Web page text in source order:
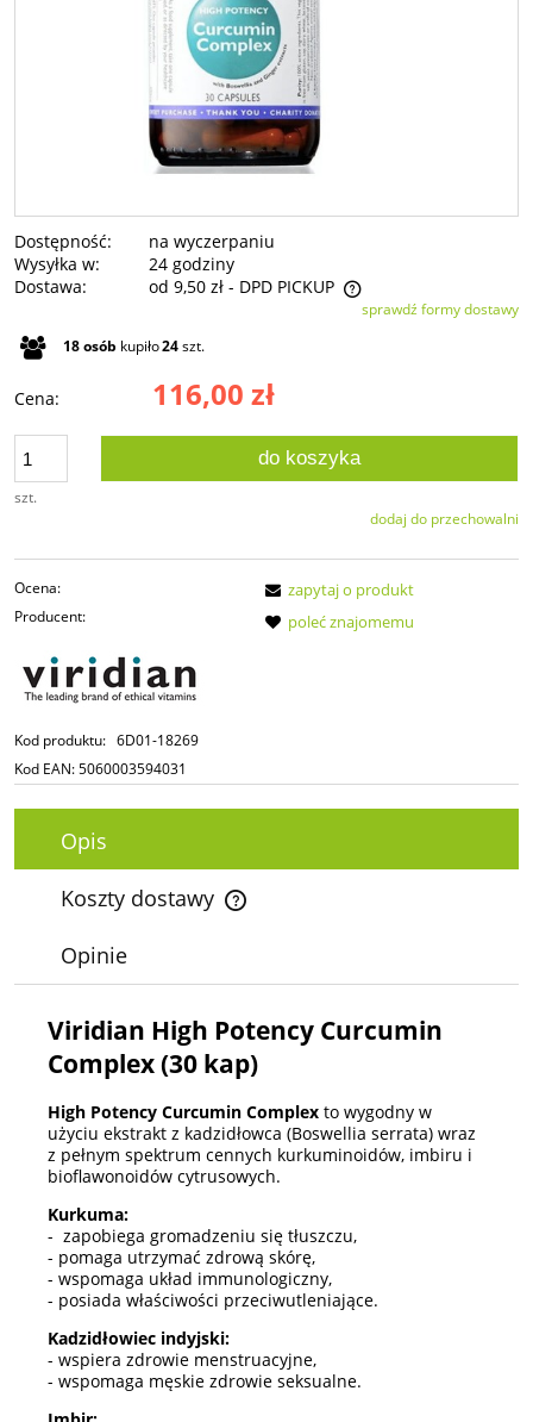
Dostępność:
na wyczerpaniu
Wysyłka w:
24 godziny
Dostawa:
od 9,50 zł - DPD PICKUP
Cena nie zawiera ewentualnych kosztów płatnościsprawdź formy dostawy
18osób kupiło24szt.
Cena: 116,00 zł
szt.
do koszyka
dodaj do przechowalni
Ocena:
Producent:
Kod produktu: 6D01-18269
Kod EAN:5060003594031
zapytaj o produkt
poleć znajomemu
Opis
Koszty dostawy
Cena nie zawiera ewentualnych kosztów płatności
Opinie
Viridian High Potency Curcumin
Complex (30 kap)
High Potency Curcumin Complex to wygodny w
użyciu ekstrakt z kadzidłowca (Boswellia serrata) wraz
z pełnym spektrum cennych kurkuminoidów, imbiru i
bioflawonoidów cytrusowych.
Kurkuma:
- zapobiega gromadzeniu się tłuszczu,
- pomaga utrzymać zdrową skórę,
- wspomaga układ immunologiczny,
- posiada właściwości przeciwutleniające.
Kadzidłowiec indyjski:
- wspiera zdrowie menstruacyjne,
- wspomaga męskie zdrowie seksualne.